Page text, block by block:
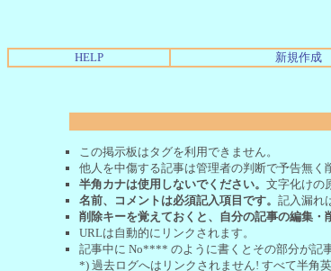
HELP 新規作成
この掲示板はタグを利用できません。
他人を中傷する記事は管理者の判断で予告無く
半角カナは使用しないでください。 文字化けの
名前、コメントは必須記入項目です。 記入漏れ
削除キーを覚えておくと、自分の記事の編集・
URLは自動的にリンクされます。
記事中に No**** のように書くとその部分が記
*) 過去ログへはリンクされません! すべて半角